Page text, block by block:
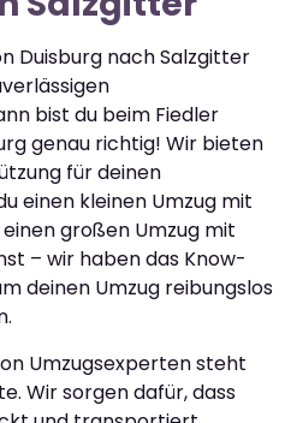
Duisburg nach Salzgitter
bist du beim Fiedler
genau richtig! Wir bieten
für deinen
einen kleinen Umzug mit
großen Umzug mit
– wir haben das Know-
deinen Umzug reibungslos
Umzugsexperten steht
Wir sorgen dafür, dass